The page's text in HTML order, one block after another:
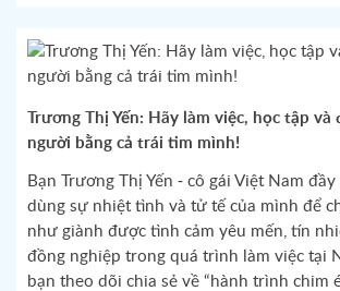
Trương Thị Yến: Hãy làm việc, học tập
người bằng cả trái tim mình!
Bạn Trương Thị Yến - cô gái Việt Nam
dùng sự nhiệt tình và tử tế của mình để
như giành được tình cảm yêu mến, tín
đồng nghiệp trong quá trình làm việc tại
bạn theo dõi chia sẻ về “hành trình chim